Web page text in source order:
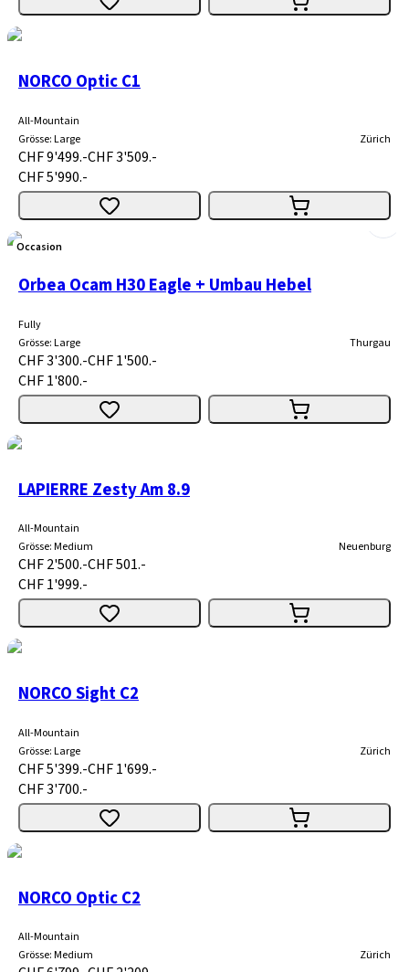
NORCO Optic C1
All-Mountain
Grösse:Large Zürich
CHF 9'499.-CHF 3'509.-
CHF 5'990.-
Occasion
Orbea Ocam H30 Eagle + Umbau Hebel
Fully
Grösse:Large Thurgau
CHF 3'300.-CHF 1'500.-
CHF 1'800.-
LAPIERRE Zesty Am 8.9
All-Mountain
Grösse:Medium Neuenburg
CHF 2'500.-CHF 501.-
CHF 1'999.-
NORCO Sight C2
All-Mountain
Grösse:Large Zürich
CHF 5'399.-CHF 1'699.-
CHF 3'700.-
NORCO Optic C2
All-Mountain
Grösse:Medium Zürich